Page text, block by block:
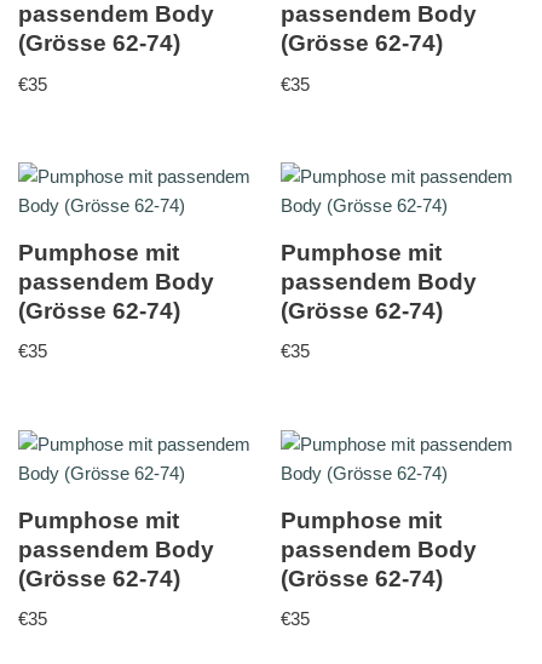
passendem Body
(Grösse 62-74)
€35
passendem Body
(Grösse 62-74)
€35
Pumphose mit
passendem Body
(Grösse 62-74)
€35
Pumphose mit
passendem Body
(Grösse 62-74)
€35
Pumphose mit
passendem Body
(Grösse 62-74)
€35
Pumphose mit
passendem Body
(Grösse 62-74)
€35